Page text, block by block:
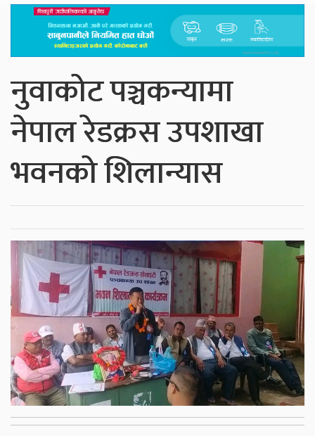
नुवाकोट पञ्चकन्यामा
नेपाल रेडक्रस उपशाखा
भवनको शिलान्यास